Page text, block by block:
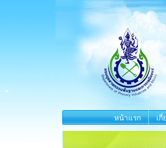
หน้าแรก เกี่